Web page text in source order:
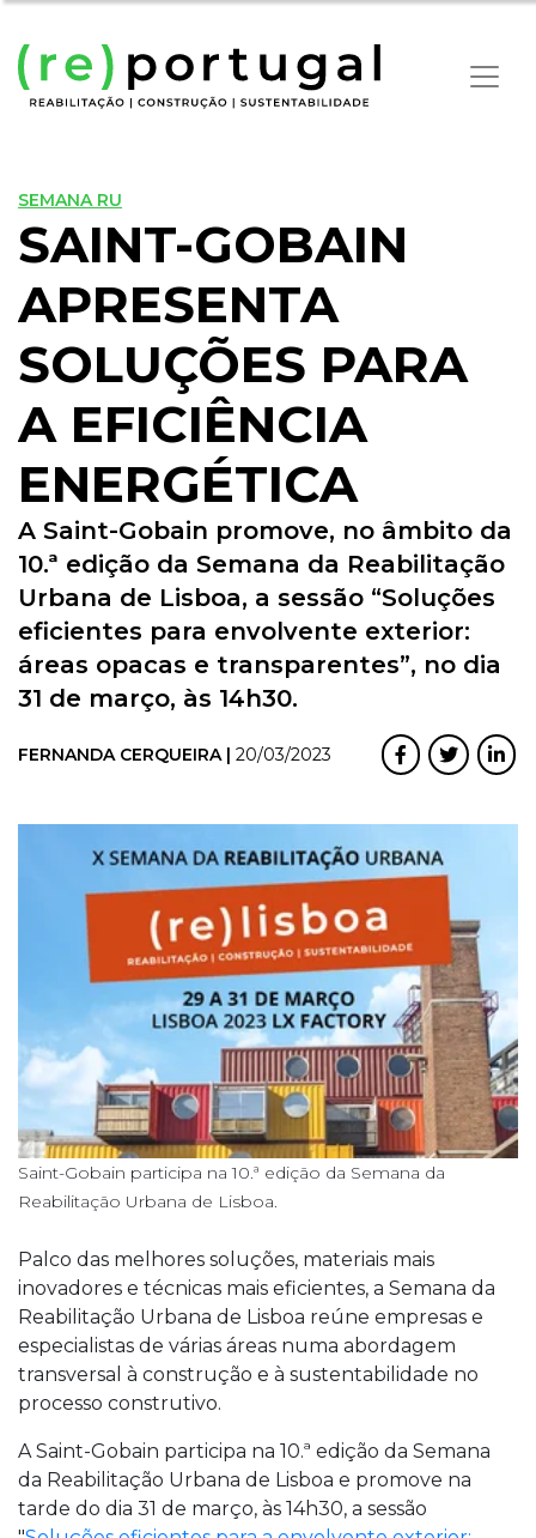
SEMANA RU
SAINT-GOBAIN
APRESENTA
SOLUÇÕES PARA
A EFICIÊNCIA
ENERGÉTICA
A Saint-Gobain promove, no âmbito da
10.ª edição da Semana da Reabilitação
Urbana de Lisboa, a sessão “Soluções
eficientes para envolvente exterior:
áreas opacas e transparentes”, no dia
31 de março, às 14h30.
FERNANDA CERQUEIRA | 20/03/2023
Saint-Gobain participa na 10.ª edição da Semana da
Reabilitação Urbana de Lisboa.
Palco das melhores soluções, materiais mais
inovadores e técnicas mais eficientes, a Semana da
Reabilitação Urbana de Lisboa reúne empresas e
especialistas de várias áreas numa abordagem
transversal à construção e à sustentabilidade no
processo construtivo.
A Saint-Gobain participa na 10.ª edição da Semana
da Reabilitação Urbana de Lisboa e promove na
tarde do dia 31 de março, às 14h30, a sessão